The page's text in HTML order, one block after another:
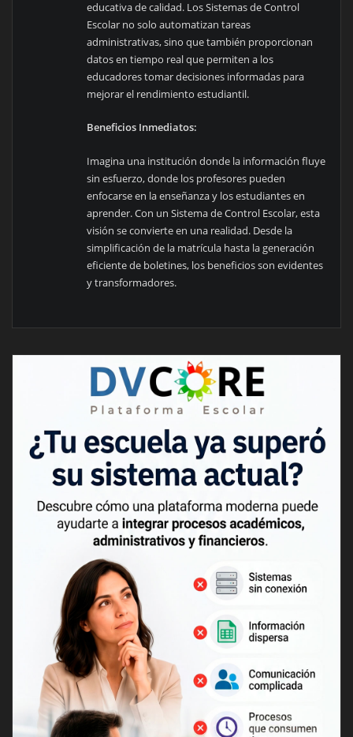
educativa de calidad. Los Sistemas de Control
Escolar no solo automatizan tareas
administrativas, sino que también proporcionan
datos en tiempo real que permiten a los
educadores tomar decisiones informadas para
mejorar el rendimiento estudiantil.
Beneficios Inmediatos:
Imagina una institución donde la información fluye
sin esfuerzo, donde los profesores pueden
enfocarse en la enseñanza y los estudiantes en
aprender. Con un Sistema de Control Escolar, esta
visión se convierte en una realidad. Desde la
simplificación de la matrícula hasta la generación
eficiente de boletines, los beneficios son evidentes
y transformadores.